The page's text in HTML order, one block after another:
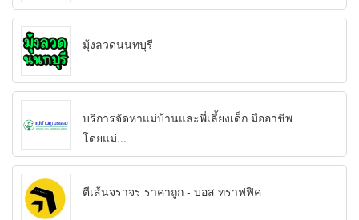
มุ้งลวดนนทบุรี
บริการจัดหาแม่บ้านและพี่เลี้ยงเด็ก มืออาชีพ
โดยแม่...
ตีเส้นจราจร ราคาถูก - บอส ทราฟฟิค